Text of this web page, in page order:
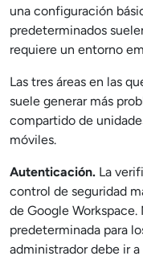
una configuración
predeterminados
requiere un entorno
Las tres áreas en las
suele generar más
compartido de
móviles.
Autenticación. La
control de seguridad
de Google
predeterminada para
administrador debe ir